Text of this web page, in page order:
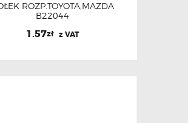
ROZP.TOYOTA,MAZDA
B22044
1.57zł z VAT